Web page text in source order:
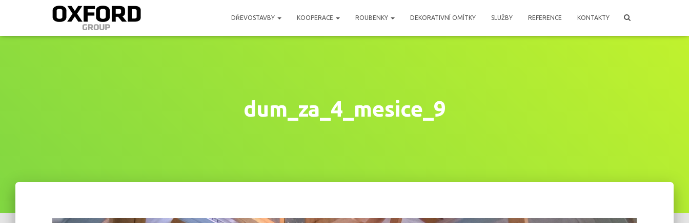
DŘEVOSTAVBY KOOPERACE ROUBENKY DEKORATIVNÍ OMÍTKY SLUŽBY REFERENCE KONTAKTY
dum_za_4_mesice_9